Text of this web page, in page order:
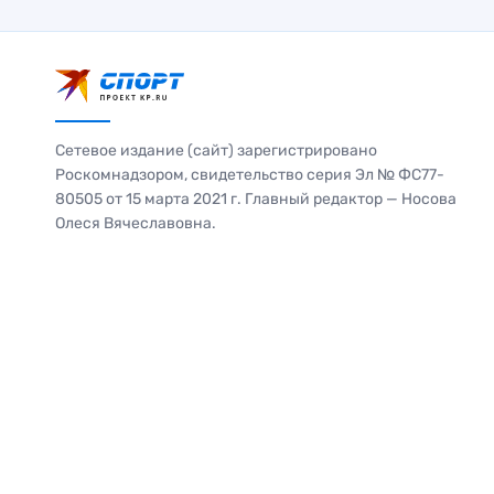
Сетевое издание (сайт) зарегистрировано
Роскомнадзором, свидетельство серия Эл № ФС77-
80505 от 15 марта 2021 г. Главный редактор — Носова
Олеся Вячеславовна.